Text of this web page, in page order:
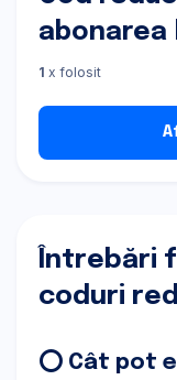
1 x folosit
Întrebări
coduri
⭕ Cât pot